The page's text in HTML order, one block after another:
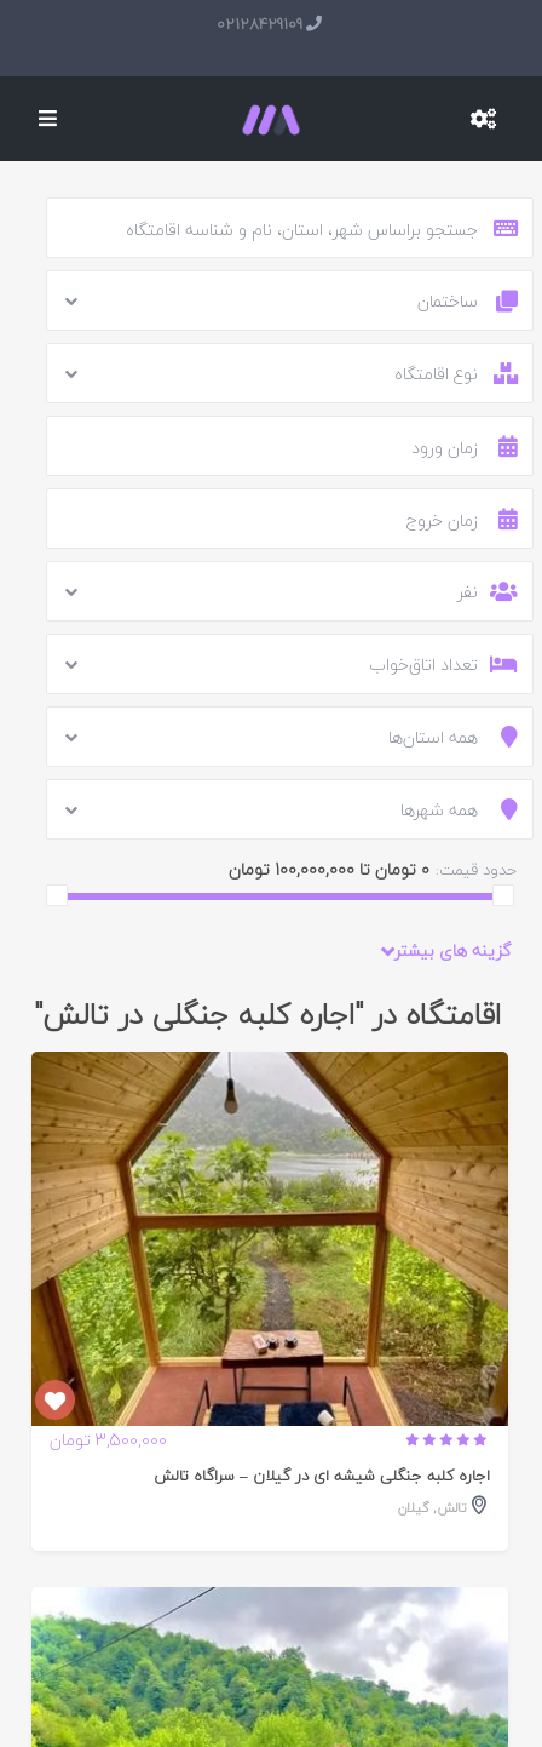
02128429109
ساختمان
نوع اقامتگاه
نفر
تعداد اتاق‌خواب
همه استان‌ها
همه شهرها
حدود قیمت: 0 تومان تا 100,000,000 تومان
گزینه های بیشتر
اقامتگاه در "اجاره کلبه جنگلی در تالش"
3,500,000 تومان
اجاره کلبه جنگلی شیشه ای در گیلان – سراگاه تالش
تالش,گیلان